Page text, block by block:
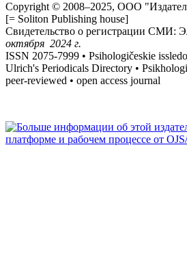
Copyright © 2008–2025, ООО
[= Soliton Publishing house]
Свидетельство о регистрации СМИ:
октября 2024 г.
ISSN 2075-7999 • Psihologičeskie
Ulrich's Periodicals Directory •
peer-reviewed • open access journal